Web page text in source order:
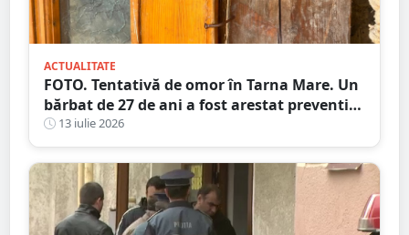
ACTUALITATE
FOTO. Tentativă de omor în Tarna Mare. Un
bărbat de 27 de ani a fost arestat preventiv
după ce și-ar fi atacat concubina cu un cuțit
13 iulie 2026